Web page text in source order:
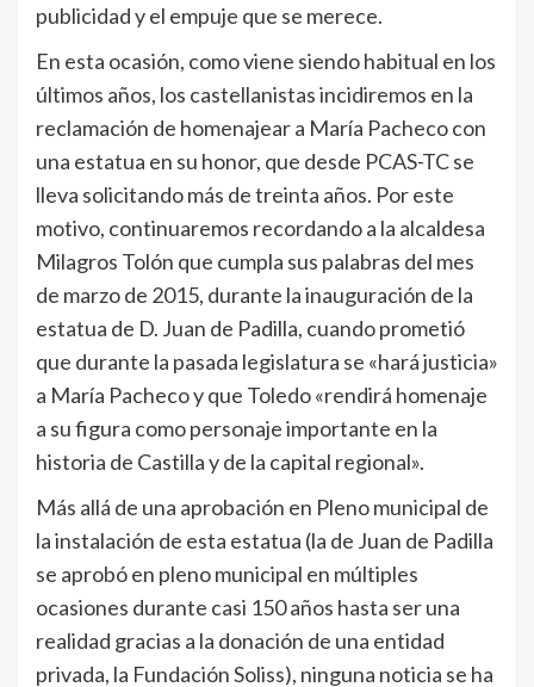
publicidad y el empuje que se merece.
En esta ocasión, como viene siendo habitual en los
últimos años, los castellanistas incidiremos en la
reclamación de homenajear a María Pacheco con
una estatua en su honor, que desde PCAS-TC se
lleva solicitando más de treinta años. Por este
motivo, continuaremos recordando a la alcaldesa
Milagros Tolón que cumpla sus palabras del mes
de marzo de 2015, durante la inauguración de la
estatua de D. Juan de Padilla, cuando prometió
que durante la pasada legislatura se «hará justicia»
a María Pacheco y que Toledo «rendirá homenaje
a su figura como personaje importante en la
historia de Castilla y de la capital regional».
Más allá de una aprobación en Pleno municipal de
la instalación de esta estatua (la de Juan de Padilla
se aprobó en pleno municipal en múltiples
ocasiones durante casi 150 años hasta ser una
realidad gracias a la donación de una entidad
privada, la Fundación Soliss), ninguna noticia se ha